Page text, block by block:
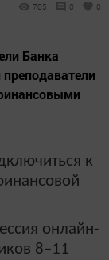
705 0 0
Банка
к
онлайн-
8–11